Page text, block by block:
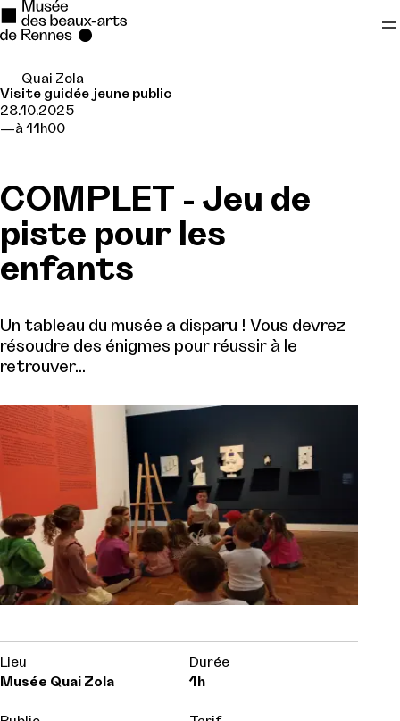
Se rendre au
Contenu principal
Quai Zola
Visite guidée jeune public
28.10.2025
à 11h00
COMPLET - Jeu de
piste pour les
enfants
Un tableau du musée a disparu ! Vous devrez
résoudre des énigmes pour réussir à le
retrouver…
Lieu
Musée Quai Zola
Durée
1h